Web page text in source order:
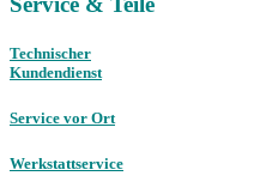
Technischer
Kundendienst
Service vor Ort
Werkstattservice